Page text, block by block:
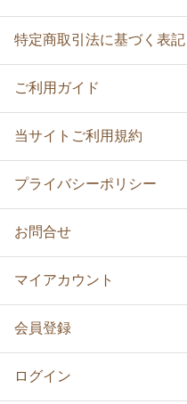
特定商取引法に基づく表記
ご利用ガイド
当サイトご利用規約
プライバシーポリシー
お問合せ
マイアカウント
会員登録
ログイン